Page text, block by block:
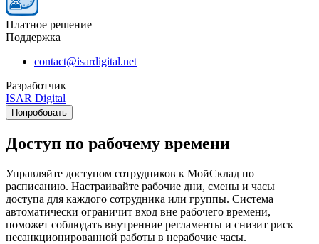
Платное решение
Поддержка
contact@isardigital.net
Разработчик
ISAR Digital
Попробовать
Доступ по рабочему времени
Управляйте доступом сотрудников к МойСклад по
расписанию. Настраивайте рабочие дни, смены и часы
доступа для каждого сотрудника или группы. Система
автоматически ограничит вход вне рабочего времени,
поможет соблюдать внутренние регламенты и снизит риск
несанкционированной работы в нерабочие часы.